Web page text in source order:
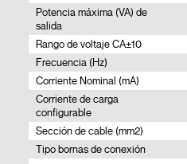
Potencia máxima (VA) de
salida
Rango de voltaje CA±10
Frecuencia (Hz)
Corriente Nominal (mA)
Corriente de carga
configurable
Sección de cable (mm2)
Tipo bornas de conexión